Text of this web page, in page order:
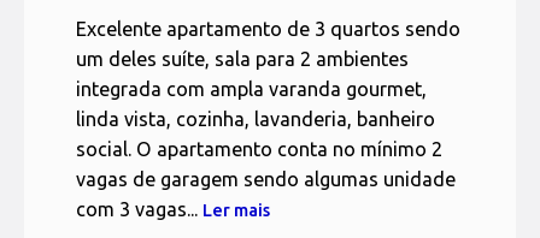
Excelente apartamento de 3 quartos sendo
um deles suíte, sala para 2 ambientes
integrada com ampla varanda gourmet,
linda vista, cozinha, lavanderia, banheiro
social. O apartamento conta no mínimo 2
vagas de garagem sendo algumas unidade
com 3 vagas... Ler mais